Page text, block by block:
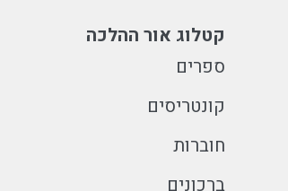
קטלוג אור ההלכה
ספרים
קונטריסים
חוברות
ברכונים